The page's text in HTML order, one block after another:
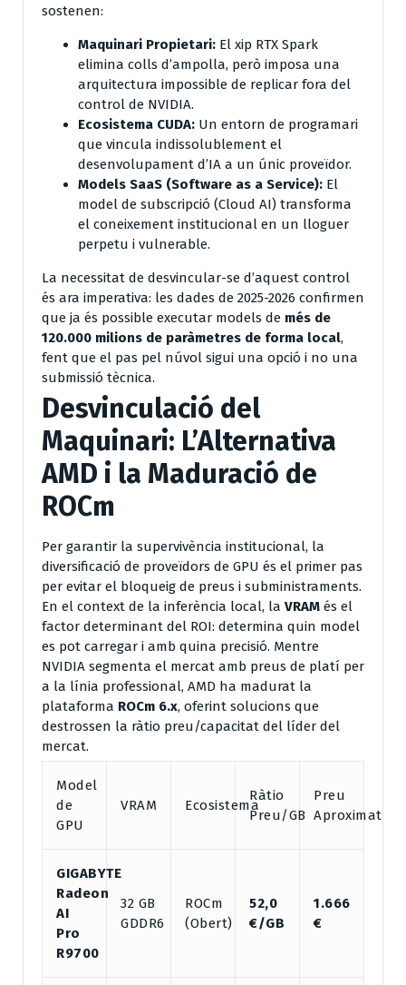
sostenen:
Maquinari Propietari: El xip RTX Spark
elimina colls d’ampolla, però imposa una
arquitectura impossible de replicar fora del
control de NVIDIA.
Ecosistema CUDA: Un entorn de programari
que vincula indissolublement el
desenvolupament d’IA a un únic proveïdor.
Models SaaS (Software as a Service): El
model de subscripció (Cloud AI) transforma
el coneixement institucional en un lloguer
perpetu i vulnerable.
La necessitat de desvincular-se d’aquest control
és ara imperativa: les dades de 2025-2026 confirmen
que ja és possible executar models de més de
120.000 milions de paràmetres de forma local,
fent que el pas pel núvol sigui una opció i no una
submissió tècnica.
Desvinculació del
Maquinari: L’Alternativa
AMD i la Maduració de
ROCm
Per garantir la supervivència institucional, la
diversificació de proveïdors de GPU és el primer pas
per evitar el bloqueig de preus i subministraments.
En el context de la inferència local, la VRAM és el
factor determinant del ROI: determina quin model
es pot carregar i amb quina precisió. Mentre
NVIDIA segmenta el mercat amb preus de platí per
a la línia professional, AMD ha madurat la
plataforma ROCm 6.x, oferint solucions que
destrossen la ràtio preu/capacitat del líder del
mercat.
Model
de
GPU
VRAM Ecosistema
Ràtio
Preu/GB
Preu
Aproximat
GIGABYTE
Radeon
AI
Pro
R9700
32 GB
GDDR6
ROCm
(Obert)
52,0
€/GB
1.666
€